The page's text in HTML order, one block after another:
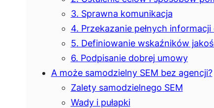
3. Sprawna komunikacja
4. Przekazanie pełnych
5. Definiowanie wskaźników
6. Podpisanie dobrej umowy
A może samodzielny SEM bez agencji?
Zalety samodzielnego SEM
Wady i pułapki